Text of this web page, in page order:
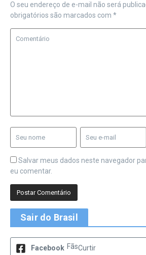
O seu endereço de e-mail não será
obrigatórios são marcados com *
Salvar meus dados neste navegador
eu comentar.
Sair do Brasil
Facebook FãsCurtir